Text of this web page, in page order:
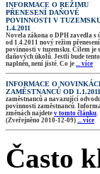
INFORMACE O REŽIMU
PŘENESENÍ DAŇOVÉ
POVINNOSTI V
1.4.2011
Novela zákona o DPH zavedla s
od 1.4.2011 nový režim
povinnosti v tuzemsku. Cílem je
daňových úkolů. Jestli bude
naplněn, není jisté. Co je ... více
INFORMACE O
ZAMĚSTNANCŮ OD 1.1.2011
zaměstnanců a navazující
povinnosti zaměstnanců.
změnách najdete v tomto článku.
(Zveřejněno 2010-12-09) ... více
Často